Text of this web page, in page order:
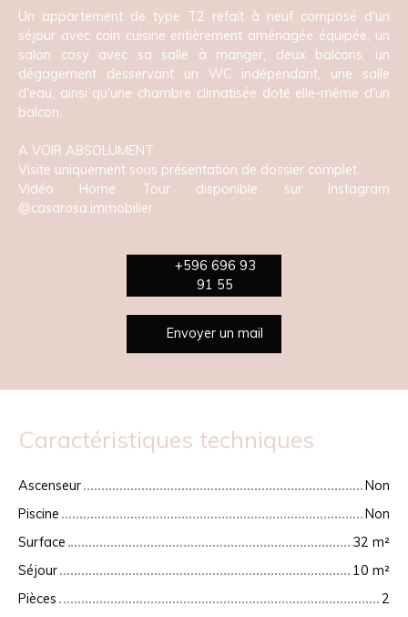
Un appartement de type T2 refait à neuf composé d'un
séjour avec coin cuisine entièrement aménagée équipée, un
salon cosy avec sa salle à manger, deux balcons, un
dégagement desservant un WC indépendant, une salle
d'eau, ainsi qu'une chambre climatisée doté elle-même d'un
balcon.
A VOIR ABSOLUMENT
Visite uniquement sous présentation de dossier complet.
Vidéo Home Tour disponible sur Instagram
@casarosa.immobilier
+596 696 93
91 55
Envoyer un mail
Caractéristiques techniques
Ascenseur
Non
Piscine
Non
Surface
32 m²
Séjour
10 m²
Pièces
2